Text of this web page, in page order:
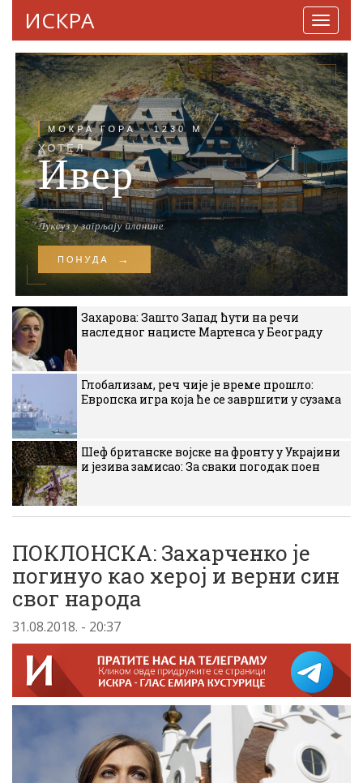
ИСКРА
Захарова: Зашто Запад ћути на речи
наследног нацисте Мартенса у Београду
Глобализам, реч чије је време прошло:
Европска игра која ће се завршити у сузама
Шеф британске војске на фронту у Украјини
и језива замисао: За сваки погодак поен
ПОКЛОНСКА: Захарченко је
погинуо као херој и верни син
свог народа
31.08.2018. - 20:37